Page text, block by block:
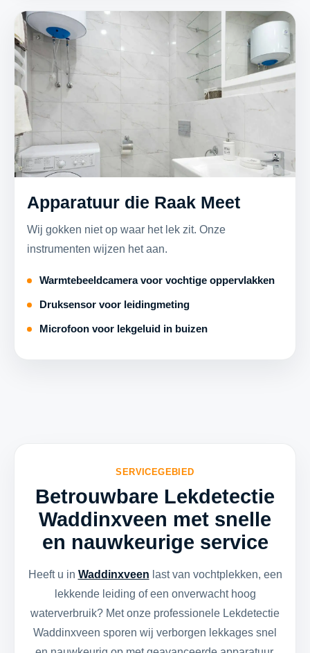
Apparatuur die Raak Meet
Wij gokken niet op waar het lek zit. Onze
instrumenten wijzen het aan.
Warmtebeeldcamera voor vochtige oppervlakken
Druksensor voor leidingmeting
Microfoon voor lekgeluid in buizen
SERVICEGEBIED
Betrouwbare Lekdetectie
Waddinxveen met snelle
en nauwkeurige service
Heeft u in Waddinxveen last van vochtplekken, een
lekkende leiding of een onverwacht hoog
waterverbruik? Met onze professionele Lekdetectie
Waddinxveen sporen wij verborgen lekkages snel